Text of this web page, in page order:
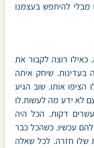
להיתפש בעצמנו
רוצה לקבור את
בעדינות. שיחק איתה
אותו. שוב הגיע
לא ידע מה לעשות.לו
דקות. הכל היה
עכשיו. כשהכל כבר
שלו חזרה. לכל שאלה